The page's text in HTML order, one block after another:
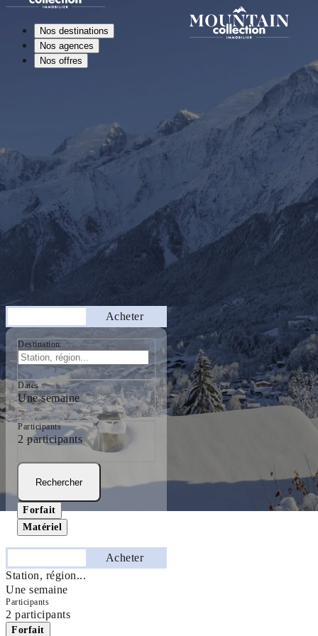
Acheter
Destination
Dates
Une semaine
Participants
2 participants
Rechercher
Forfait
Matériel
Acheter
Station, région...
Une semaine
Participants
2 participants
Forfait
Nos destinations
Nos agences
Nos offres